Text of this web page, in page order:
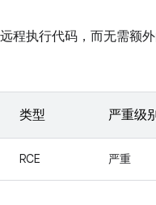
程执行代码，而无需额
类型 严重级
RCE 严重